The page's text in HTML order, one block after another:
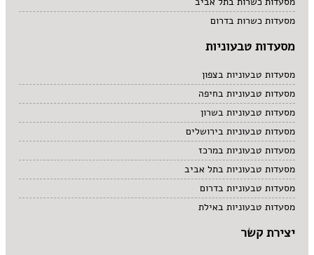
מסעדות כשרות בדרום
מסעדות טבעוניות
מסעדות טבעוניות בצפון
מסעדות טבעוניות בחיפה
מסעדות טבעוניות בשרון
מסעדות טבעוניות בירושלים
מסעדות טבעוניות במרכז
מסעדות טבעוניות בתל אביב
מסעדות טבעוניות בדרום
מסעדות טבעוניות באילת
יצירת קשר